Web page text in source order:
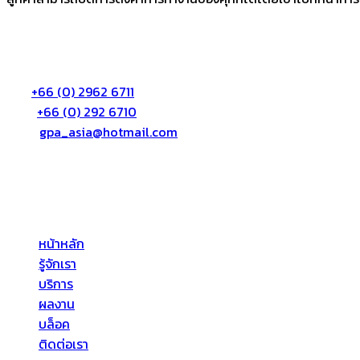
+66 (0) 2962 6711
+66 (0) 292 6710
gpa_asia@hotmail.com
หน้าหลัก
รู้จักเรา
บริการ
ผลงาน
บล็อค
ติดต่อเรา